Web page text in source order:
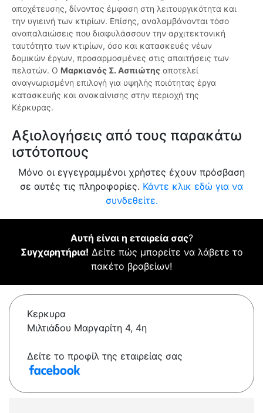
αποχέτευσης, δίνοντας έμφαση στη λειτουργικότητα και
την υγιεινή των κτιρίων. Επίσης, αναλαμβάνονται τόσο
αναπαλαιώσεις που διαφυλάσσουν την αρχιτεκτονική
ταυτότητα των κτιρίων, όσο και κατασκευές νέων
δομικών έργων, προσαρμοσμένες στις απαιτήσεις των
πελατών. Ο Μαρκιανός Σ. Ασπιώτης αποτελεί
αναγνωρισμένη επιλογή για υψηλής ποιότητας έργα
κατασκευής και ανακαίνισης στην περιοχή της
Κέρκυρας.
Αξιολογήσεις από τους παρακάτω
ιστότοπους
Μόνο οι εγγεγραμμένοι χρήστες έχουν πρόσβαση
σε αυτές τις πληροφορίες. Κάντε κλικ εδώ για να
συνδεθείτε.
Αυτή είναι η εταιρεία σας?
Συγχαρητήρια! Δείτε πώς μπορείτε να λάβετε το
πακέτο βραβείων!
Κερκυρα
Μιλτιάδου Μαργαρίτη 4, 4η
Δείτε το προφίλ της εταιρείας σας